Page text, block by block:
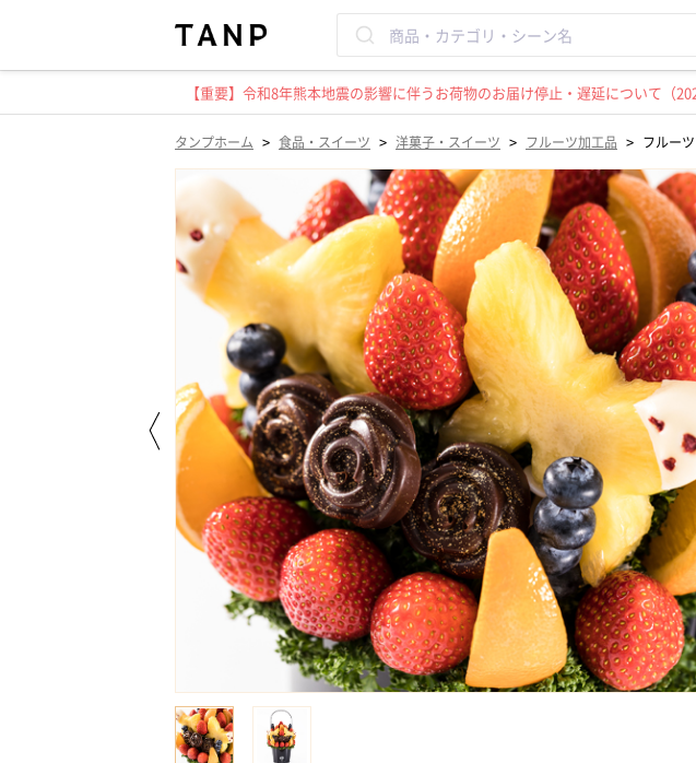
【重要】令和8年熊本地震の影響に伴うお荷物のお届け停止・遅延について（
タンプホーム > 食品・スイーツ > 洋菓子・スイーツ > フルーツ加工品 > フルー